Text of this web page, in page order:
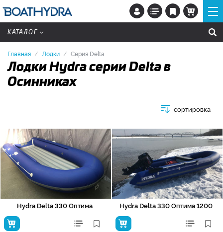
КАТАЛОГ
Главная Лодки Серия Delta
Лодки Hydra серии Delta в
Осинниках
сортировка
Hydra Delta 330 Оптима Hydra Delta 330 Оптима 1200